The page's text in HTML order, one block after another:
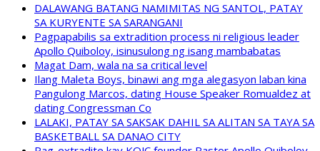
DALAWANG BATANG NAMIMITAS NG SANTOL, PATAY
SA KURYENTE SA SARANGANI
Pagpapabilis sa extradition process ni religious leader
Apollo Quiboloy, isinusulong ng isang mambabatas
Magat Dam, wala na sa critical level
Ilang Maleta Boys, binawi ang mga alegasyon laban kina
Pangulong Marcos, dating House Speaker Romualdez at
dating Congressman Co
LALAKI, PATAY SA SAKSAK DAHIL SA ALITAN SA TAYA SA
BASKETBALL SA DANAO CITY